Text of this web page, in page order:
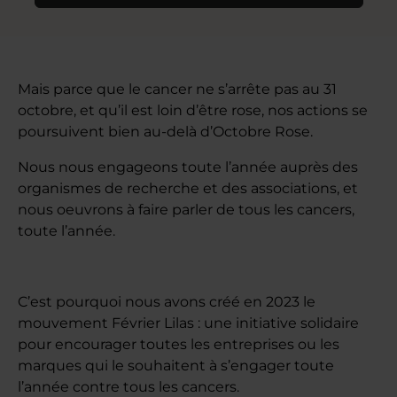
Mais parce que le cancer ne s’arrête pas au 31
octobre, et qu’il est loin d’être rose, nos actions se
poursuivent bien au-delà d’Octobre Rose.
Nous nous engageons toute l’année auprès des
organismes de recherche et des associations, et
nous oeuvrons à faire parler de tous les cancers,
toute l’année.
C’est pourquoi nous avons créé en 2023 le
mouvement Février Lilas : une initiative solidaire
pour encourager toutes les entreprises ou les
marques qui le souhaitent à s’engager toute
l’année contre tous les cancers.